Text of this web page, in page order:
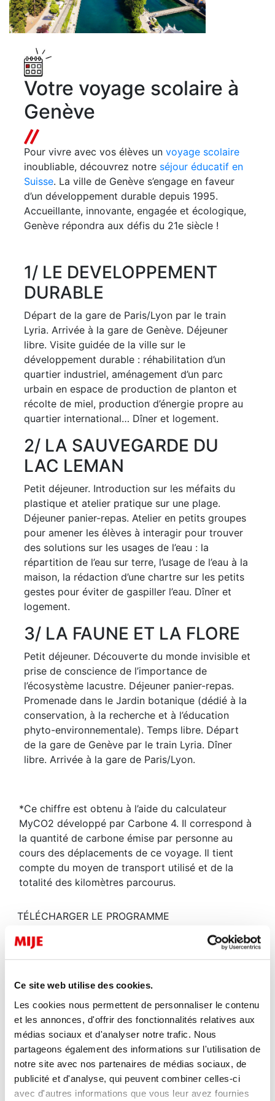
Ce site web utilise des cookies.
Les cookies nous permettent de personnaliser le contenu
et les annonces, d'offrir des fonctionnalités relatives aux
médias sociaux et d'analyser notre trafic. Nous
partageons également des informations sur l'utilisation de
notre site avec nos partenaires de médias sociaux, de
publicité et d'analyse, qui peuvent combiner celles-ci
avec d'autres informations que vous leur avez fournies
Votre voyage scolaire à
Genève
Pour vivre avec vos élèves un voyage scolaire
inoubliable, découvrez notre séjour éducatif en
Suisse. La ville de Genève s’engage en faveur
d’un développement durable depuis 1995.
Accueillante, innovante, engagée et écologique,
Genève répondra aux défis du 21e siècle !
1/ LE DEVELOPPEMENT
DURABLE
Départ de la gare de Paris/Lyon par le train
Lyria. Arrivée à la gare de Genève. Déjeuner
libre. Visite guidée de la ville sur le
développement durable : réhabilitation d’un
quartier industriel, aménagement d’un parc
urbain en espace de production de planton et
récolte de miel, production d’énergie propre au
quartier international… Dîner et logement.
2/ LA SAUVEGARDE DU
LAC LEMAN
Petit déjeuner. Introduction sur les méfaits du
plastique et atelier pratique sur une plage.
Déjeuner panier-repas. Atelier en petits groupes
pour amener les élèves à interagir pour trouver
des solutions sur les usages de l’eau : la
répartition de l’eau sur terre, l’usage de l’eau à la
maison, la rédaction d’une chartre sur les petits
gestes pour éviter de gaspiller l’eau. Dîner et
logement.
3/ LA FAUNE ET LA FLORE
Petit déjeuner. Découverte du monde invisible et
prise de conscience de l’importance de
l’écosystème lacustre. Déjeuner panier-repas.
Promenade dans le Jardin botanique (dédié à la
conservation, à la recherche et à l’éducation
phyto-environnementale). Temps libre. Départ
de la gare de Genève par le train Lyria. Dîner
libre. Arrivée à la gare de Paris/Lyon.
*Ce chiffre est obtenu à l’aide du calculateur
MyCO2 développé par Carbone 4. Il correspond à
la quantité de carbone émise par personne au
cours des déplacements de ce voyage. Il tient
compte du moyen de transport utilisé et de la
totalité des kilomètres parcourus.
TÉLÉCHARGER LE PROGRAMME
Partager
Twitter
Linkedin